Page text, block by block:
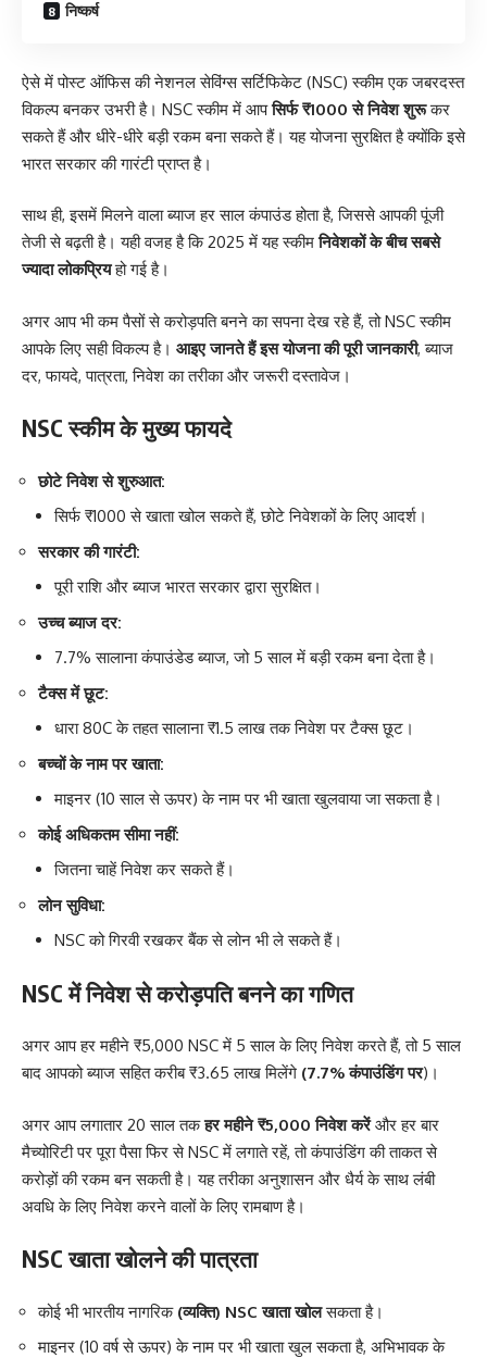
निष्कर्ष
ऐसे में पोस्ट ऑफिस की नेशनल सेविंग्स सर्टिफिकेट (NSC) स्कीम एक जबरदस्त
विकल्प बनकर उभरी है। NSC स्कीम में आपसिर्फ ₹1000 से निवेश शुरूकर
सकते हैं और धीरे-धीरे बड़ी रकम बना सकते हैं। यह योजना सुरक्षित है क्योंकि इसे
भारत सरकार की गारंटी प्राप्त है।
साथ ही, इसमें मिलने वाला ब्याज हर साल कंपाउंड होता है, जिससे आपकी पूंजी
तेजी से बढ़ती है। यही वजह है कि 2025 में यह स्कीमनिवेशकों के बीच सबसे
ज्यादा लोकप्रियहो गई है।
अगर आप भी कम पैसों से करोड़पति बनने का सपना देख रहे हैं, तो NSC स्कीम
आपके लिए सही विकल्प है। आइए जानते हैं इस योजना की पूरी जानकारी, ब्याज
दर, फायदे, पात्रता, निवेश का तरीका और जरूरी दस्तावेज।
NSC स्कीम के मुख्य फायदे
छोटे निवेश से शुरुआत:
सिर्फ ₹1000 से खाता खोल सकते हैं, छोटे निवेशकों के लिए आदर्श।
सरकार की गारंटी:
पूरी राशि और ब्याज भारत सरकार द्वारा सुरक्षित।
उच्च ब्याज दर:
7.7% सालाना कंपाउंडेड ब्याज, जो 5 साल में बड़ी रकम बना देता है।
टैक्स में छूट:
धारा 80C के तहत सालाना ₹1.5 लाख तक निवेश पर टैक्स छूट।
बच्चों के नाम पर खाता:
माइनर (10 साल से ऊपर) के नाम पर भी खाता खुलवाया जा सकता है।
कोई अधिकतम सीमा नहीं:
जितना चाहें निवेश कर सकते हैं।
लोन सुविधा:
NSC को गिरवी रखकर बैंक से लोन भी ले सकते हैं।
NSC में निवेश से करोड़पति बनने का गणित
अगर आप हर महीने ₹5,000 NSC में 5 साल के लिए निवेश करते हैं, तो 5 साल
बाद आपको ब्याज सहित करीब ₹3.65 लाख मिलेंगे (7.7% कंपाउंडिंग पर)।
अगर आप लगातार 20 साल तकहर महीने ₹5,000 निवेश करेंऔर हर बार
मैच्योरिटी पर पूरा पैसा फिर से NSC में लगाते रहें, तो कंपाउंडिंग की ताकत से
करोड़ों की रकम बन सकती है। यह तरीका अनुशासन और धैर्य के साथ लंबी
अवधि के लिए निवेश करने वालों के लिए रामबाण है।
NSC खाता खोलने की पात्रता
कोई भी भारतीय नागरिक (व्यक्ति) NSC खाता खोलसकता है।
माइनर (10 वर्ष से ऊपर) के नाम पर भी खाता खुल सकता है, अभिभावक के